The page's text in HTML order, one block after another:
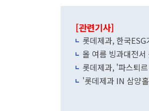
[관련기사]
롯데제과, 한국
올 여름 빙과대전
롯데제과, '파스퇴
'롯데제과 IN 삼양